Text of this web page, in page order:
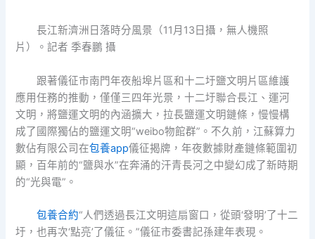
長江新濟洲日落時分風景（11月13日攝，無人機照
片）。記者 季春鵬 攝
跟著儀征市南門年夜船埠片區和十二圩鹽文明片區維護
應用任務的推動，僅僅三四年光景，十二圩聯合長江、運河
文明，將鹽運文明的內涵擴大，拉長鹽運文明鏈條，慢慢構
成了國際獨佔的鹽運文明“weibo物館群”。不久前，江蘇算力
數佔有限公司在包養app儀征揭牌，年夜數據財產鏈條範圍初
顯，百年前的“鹽與水”在奔涌的汗青長河之中變幻成了新時期
的“光與電”。
包養合約“人們透過長江文明這扇窗口，從頭‘發明’了十二
圩，也再次‘點亮’了儀征。”儀征市委書記孫建年表現。